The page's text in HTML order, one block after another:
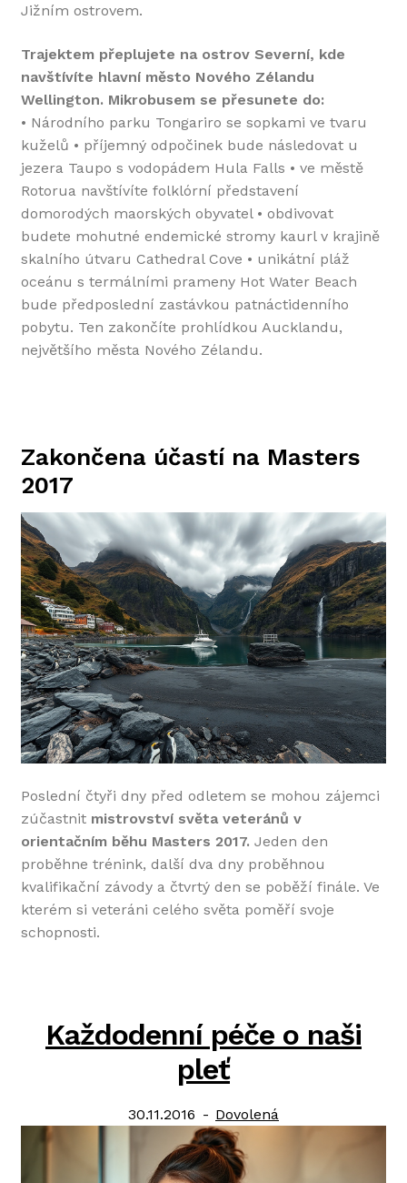
Jižním ostrovem.
Trajektem přeplujete na ostrov Severní, kde
navštívíte hlavní město Nového Zélandu
Wellington. Mikrobusem se přesunete do:
• Národního parku Tongariro se sopkami ve tvaru
kuželů • příjemný odpočinek bude následovat u
jezera Taupo s vodopádem Hula Falls • ve městě
Rotorua navštívíte folklórní představení
domorodých maorských obyvatel • obdivovat
budete mohutné endemické stromy kaurl v krajině
skalního útvaru Cathedral Cove • unikátní pláž
oceánu s termálními prameny Hot Water Beach
bude předposlední zastávkou patnáctidenního
pobytu. Ten zakončíte prohlídkou Aucklandu,
největšího města Nového Zélandu.
Zakončena účastí na Masters
2017
Poslední čtyři dny před odletem se mohou zájemci
zúčastnit mistrovství světa veteránů v
orientačním běhu Masters 2017. Jeden den
proběhne trénink, další dva dny proběhnou
kvalifikační závody a čtvrtý den se poběží finále. Ve
kterém si veteráni celého světa poměří svoje
schopnosti.
Každodenní péče o naši
pleť
Posted
30.11.2016 Category:
Dovolená